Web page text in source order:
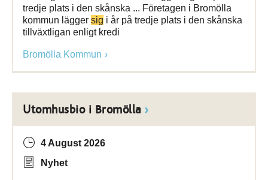
tredje plats i den skånska ... Företagen i Bromölla
kommun lägger sig i år på tredje plats i den skånska
tillväxtligan enligt kredi
Bromölla Kommun
Utomhusbio i Bromölla
4 August 2026
Nyhet